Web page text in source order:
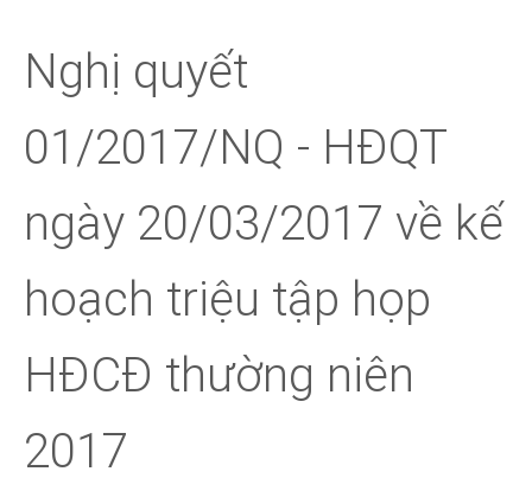
Nghị quyết
01/2017/NQ - HĐQT
ngày 20/03/2017 về kế
hoạch triệu tập họp
HĐCĐ thường niên
2017